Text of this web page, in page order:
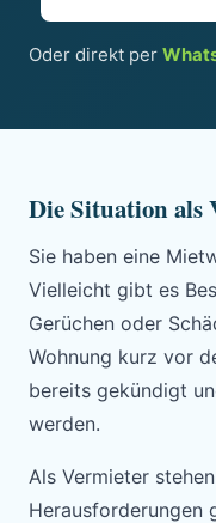
Oder direkt per
Die Situation als
Sie haben eine
Vielleicht gibt es
Gerüchen oder
Wohnung kurz vor
bereits gekündigt
werden.
Als Vermieter
Herausforderungen